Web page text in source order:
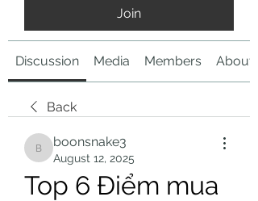
Join
Discussion Media Members About
Back
boonsnake3
boonsnake3
August 12, 2025
Top 6 Điểm mua